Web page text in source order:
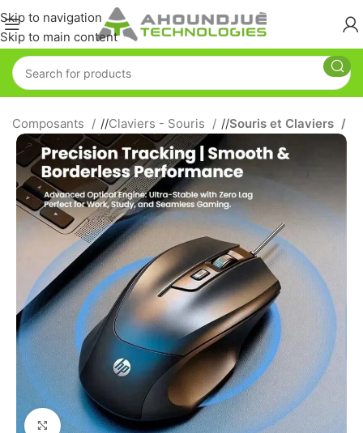
Skip to navigation
Skip to main content
Composants / Claviers - Souris / Souris et Claviers
Click to enlarge